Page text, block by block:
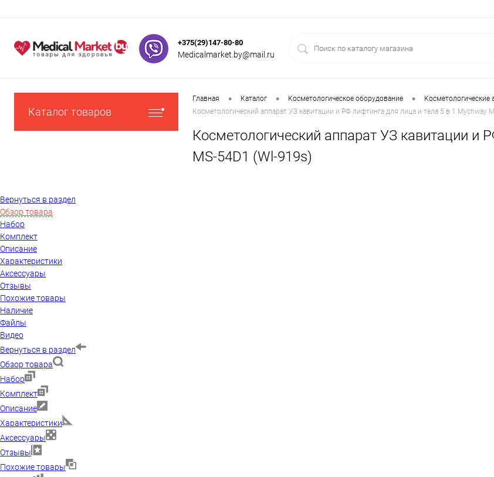
+375(29)147-80-80
Medicalmarket.by@mail.ru
Каталог товаров
Главная • Каталог • Косметологическое оборудование • Косметологические
Косметологический аппарат УЗ кавитации и РФ лифтинга для лица и тела 5 в 1 Mychway
Косметологический аппарат УЗ кавитации и
MS-54D1 (Wl-919s)
Вернуться в раздел
Обзор товара
Набор
Комплект
Описание
Характеристики
Аксессуары
Отзывы
Похожие товары
Наличие
Файлы
Видео
Вернуться в раздел
Обзор товара
Набор
Комплект
Описание
Характеристики
Аксессуары
Отзывы
Похожие товары